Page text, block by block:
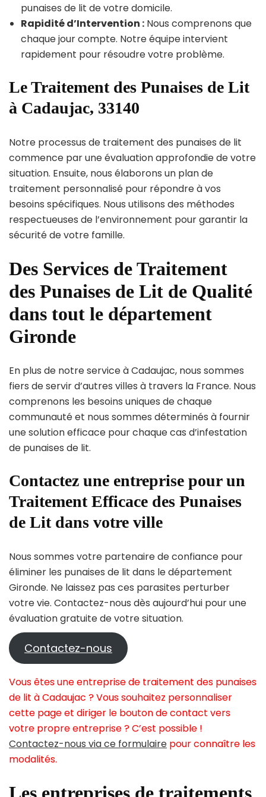
punaises de lit de votre domicile.
Rapidité d’Intervention : Nous comprenons que
chaque jour compte. Notre équipe intervient
rapidement pour résoudre votre problème.
Le Traitement des Punaises de Lit
à Cadaujac, 33140
Notre processus de traitement des punaises de lit
commence par une évaluation approfondie de votre
situation. Ensuite, nous élaborons un plan de
traitement personnalisé pour répondre à vos
besoins spécifiques. Nous utilisons des méthodes
respectueuses de l’environnement pour garantir la
sécurité de votre famille.
Des Services de Traitement
des Punaises de Lit de Qualité
dans tout le département
Gironde
En plus de notre service à Cadaujac, nous sommes
fiers de servir d’autres villes à travers la France. Nous
comprenons les besoins uniques de chaque
communauté et nous sommes déterminés à fournir
une solution efficace pour chaque cas d’infestation
de punaises de lit.
Contactez une entreprise pour un
Traitement Efficace des Punaises
de Lit dans votre ville
Nous sommes votre partenaire de confiance pour
éliminer les punaises de lit dans le département
Gironde. Ne laissez pas ces parasites perturber
votre vie. Contactez-nous dès aujourd’hui pour une
évaluation gratuite de votre situation.
Contactez-nous
Vous êtes une entreprise de traitement des punaises
de lit à Cadaujac ? Vous souhaitez personnaliser
cette page et diriger le bouton de contact vers
votre propre entreprise ? C’est possible !
Contactez-nous via ce formulaire pour connaître les
modalités.